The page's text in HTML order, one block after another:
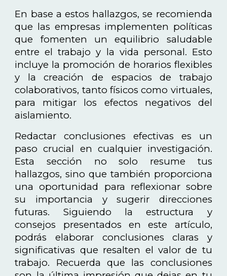
En base a estos hallazgos, se recomienda
que las empresas implementen políticas
que fomenten un equilibrio saludable
entre el trabajo y la vida personal. Esto
incluye la promoción de horarios flexibles
y la creación de espacios de trabajo
colaborativos, tanto físicos como virtuales,
para mitigar los efectos negativos del
aislamiento.
Redactar conclusiones efectivas es un
paso crucial en cualquier investigación.
Esta sección no solo resume tus
hallazgos, sino que también proporciona
una oportunidad para reflexionar sobre
su importancia y sugerir direcciones
futuras. Siguiendo la estructura y
consejos presentados en este artículo,
podrás elaborar conclusiones claras y
significativas que resalten el valor de tu
trabajo. Recuerda que las conclusiones